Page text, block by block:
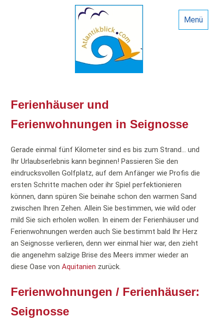
Menü
Ferienhäuser und
Ferienwohnungen in Seignosse
Gerade einmal fünf Kilometer sind es bis zum Strand... und
Ihr Urlaubserlebnis kann beginnen! Passieren Sie den
eindrucksvollen Golfplatz, auf dem Anfänger wie Profis die
ersten Schritte machen oder ihr Spiel perfektionieren
können, dann spüren Sie beinahe schon den warmen Sand
zwischen Ihren Zehen. Allein Sie bestimmen, wie wild oder
mild Sie sich erholen wollen. In einem der Ferienhäuser und
Ferienwohnungen werden auch Sie bestimmt bald Ihr Herz
an Seignosse verlieren, denn wer einmal hier war, den zieht
die angenehm salzige Brise des Meers immer wieder an
diese Oase vonAquitanien zurück.
Ferienwohnungen / Ferienhäuser:
Seignosse